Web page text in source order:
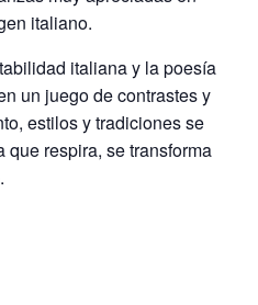
italiano.
italiana y la poesía
un juego de contrastes y
estilos y tradiciones se
respira, se transforma